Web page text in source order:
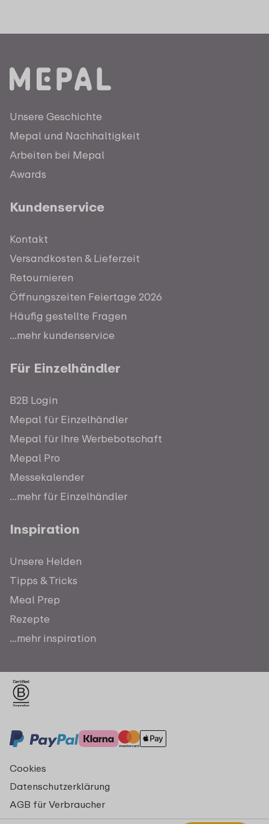
Unsere Geschichte
Mepal und Nachhaltigkeit
Arbeiten bei Mepal
Awards
Kundenservice
Kontakt
Versandkosten & Lieferzeit
Retournieren
Öffnungszeiten Feiertage 2026
Häufig gestellte Fragen
...mehr kundenservice
Für Einzelhändler
B2B Login
Mepal für Einzelhändler
Mepal für Ihre Werbebotschaft
Mepal Pro
Messekalender
...mehr für Einzelhändler
Inspiration
Unsere Helden
Tipps & Tricks
Meal Prep
Rezepte
...mehr inspiration
Cookies
Datenschutzerklärung
AGB für Verbraucher